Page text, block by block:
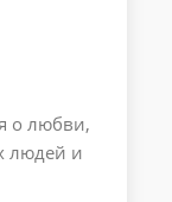
о любви,
людей и